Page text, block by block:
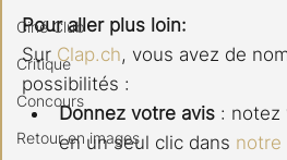
Ciné Club
Critique
Concours
Retour en images
Pour aller plus loin:
Sur Clap.ch, vous avez de
possibilités :
Donnez votre avis : notez
en un seul clic dans notre